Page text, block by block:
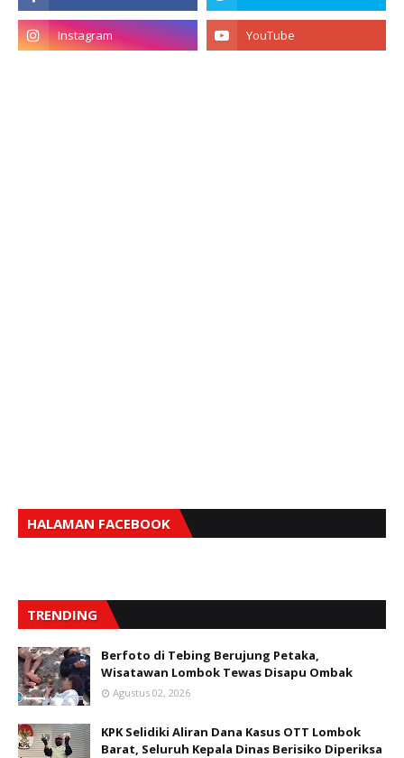
HALAMAN FACEBOOK
TRENDING
Berfoto di Tebing Berujung Petaka,
Wisatawan Lombok Tewas Disapu Ombak
Agustus 02, 2026
KPK Selidiki Aliran Dana Kasus OTT Lombok
Barat, Seluruh Kepala Dinas Berisiko Diperiksa